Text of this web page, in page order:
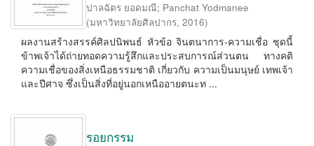
ปาลฉัตร ยอดมณี; Panchat Yodmanee
(มหาวิทยาลัยศิลปากร, 2016)
ผลงานสร้างสรรค์ศิลปนิพนธ์ หัวข้อ จินตนาการ-ความเชื่อ ชุดนี้
ข้าพเจ้าได้ถ่ายทอดความรู้สึกและประสบการณ์ส่วนตน ทางคติ
ความเชื่อของสิ่งเหนือธรรมชาติ เกี่ยวกับ ความเป็นมนุษย์ เทพเจ้า
และปีศาจ ซึ่งเป็นสิ่งที่อยู่นอกเหนืออายตนะท ...
รอยกรรม